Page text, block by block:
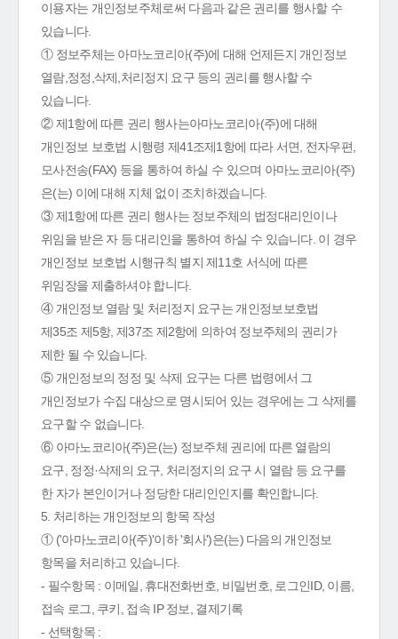
이용자는 개인정보주체로써 다음과 같은 권리를 행사할 수
있습니다.
① 정보주체는 아마노코리아(주)에 대해 언제든지 개인정보
열람,정정,삭제,처리정지 요구 등의 권리를 행사할 수
있습니다.
② 제1항에 따른 권리 행사는아마노코리아(주)에 대해
개인정보 보호법 시행령 제41조제1항에 따라 서면, 전자우편,
모사전송(FAX) 등을 통하여 하실 수 있으며 아마노코리아(주)
은(는) 이에 대해 지체 없이 조치하겠습니다.
③ 제1항에 따른 권리 행사는 정보주체의 법정대리인이나
위임을 받은 자 등 대리인을 통하여 하실 수 있습니다. 이 경우
개인정보 보호법 시행규칙 별지 제11호 서식에 따른
위임장을 제출하셔야 합니다.
④ 개인정보 열람 및 처리정지 요구는 개인정보보호법
제35조 제5항, 제37조 제2항에 의하여 정보주체의 권리가
제한 될 수 있습니다.
⑤ 개인정보의 정정 및 삭제 요구는 다른 법령에서 그
개인정보가 수집 대상으로 명시되어 있는 경우에는 그 삭제를
요구할 수 없습니다.
⑥ 아마노코리아(주)은(는) 정보주체 권리에 따른 열람의
요구, 정정·삭제의 요구, 처리정지의 요구 시 열람 등 요구를
한 자가 본인이거나 정당한 대리인인지를 확인합니다.
5. 처리하는 개인정보의 항목 작성
① ('아마노코리아(주)'이하 '회사')은(는) 다음의 개인정보
항목을 처리하고 있습니다.
- 필수항목 : 이메일, 휴대전화번호, 비밀번호, 로그인ID, 이름,
접속 로그, 쿠키, 접속 IP 정보, 결제기록
- 선택항목 :